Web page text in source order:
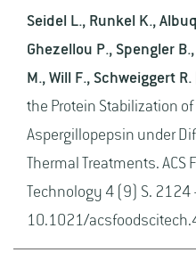
Seidel L., Runkel K.,
Ghezellou P., Spengler
M., Will F., Schweiggert R.
the Protein Stabilization
Aspergillopepsin under
Thermal Treatments. ACS
Technology 4 (9) S. 2124
10.1021/